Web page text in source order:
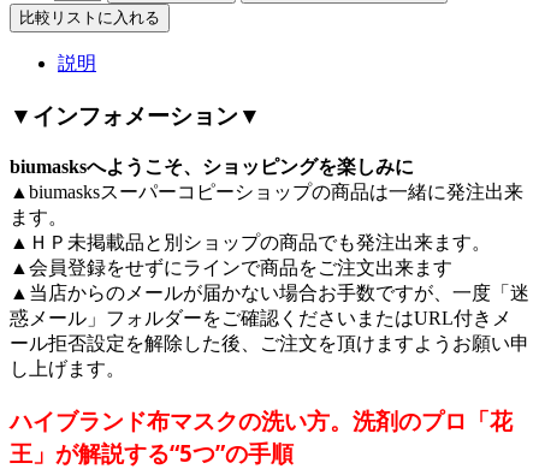
比較リストに入れる
説明
▼インフォメーション▼
biumasksへようこそ、ショッピングを楽しみに
▲biumasksスーパーコピーショップの商品は一緒に発注出来
ます。
▲ＨＰ未掲載品と別ショップの商品でも発注出来ます。
▲会員登録をせずにラインで商品をご注文出来ます
▲当店からのメールが届かない場合お手数ですが、一度「迷
惑メール」フォルダーをご確認くださいまたはURL付きメ
ール拒否設定を解除した後、ご注文を頂けますようお願い申
し上げます。
ハイブランド布マスクの洗い方。洗剤のプロ「花
王」が解説する“5つ”の手順